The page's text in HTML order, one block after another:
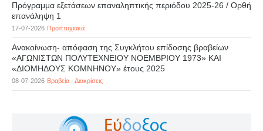
Πρόγραμμα εξετάσεων επαναληπτικής περιόδου 2025-26 / Ορθή
επανάληψη 1
17-07-2026 Προπτυχιακά
Ανακοίνωση- απόφαση της Συγκλήτου επίδοσης βραβείων
«ΑΓΩΝΙΣΤΩΝ ΠΟΛΥΤΕΧΝΕΙΟΥ ΝΟΕΜΒΡΙΟΥ 1973» ΚΑΙ
«ΔΙΟΜΗΔΟΥΣ ΚΟΜΝΗΝΟΥ» έτους 2025
08-07-2026 Βραβεία - Διακρίσεις